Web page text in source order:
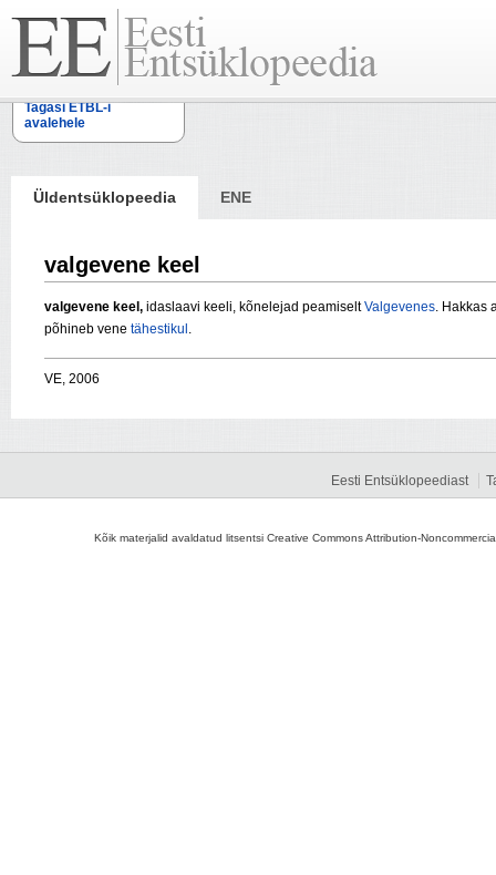
Tagasi ETBL-i
avalehele
Üldentsüklopeedia ENE
valgevene keel
valgevene keel, idaslaavi keeli, kõnelejad peamiseltValgevenes. Hakkas
põhineb vene tähestikul .
VE, 2006
Eesti Entsüklopeediast
Kõik materjalid avaldatud litsentsi Creative Commons Attribution-